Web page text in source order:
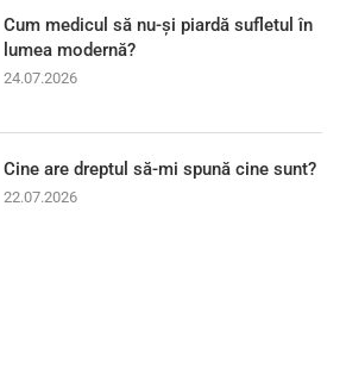
Cum medicul să nu-și piardă sufletul în
lumea modernă?
24.07.2026
Cine are dreptul să-mi spună cine sunt?
22.07.2026